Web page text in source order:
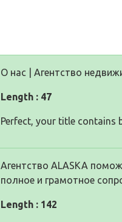
О нас | Агентство
Length : 47
Perfect, your title contains
Агентство ALASKA
полное и грамотное
Length : 142